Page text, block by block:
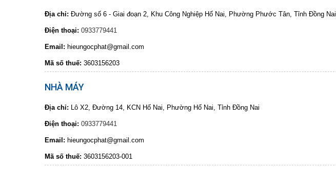
Địa chỉ: Đường số 6 - Giai đoạn 2, Khu Công Nghiệp Hố Nai, Phường Phước Tân, Tỉnh Đồng Nai
Điện thoại: 0933779441
Email: hieungocphat@gmail.com
Mã số thuế: 3603156203
NHÀ MÁY
Địa chỉ: Lô X2, Đường 14, KCN Hố Nai, Phường Hố Nai, Tỉnh Đồng Nai
Điện thoại: 0933779441
Email: hieungocphat@gmail.com
Mã số thuế: 3603156203-001